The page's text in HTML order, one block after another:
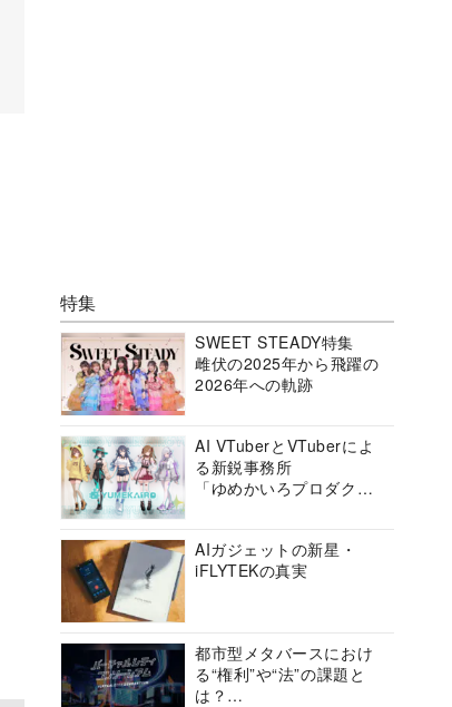
特集
SWEET STEADY特集
雌伏の2025年から飛躍の
2026年への軌跡
AI VTuberとVTuberによ
る新鋭事務所
「ゆめかいろプロダクシ
AIガジェットの新星・
iFLYTEKの真実
都市型メタバースにおけ
る“権利”や“法”の課題と
は？